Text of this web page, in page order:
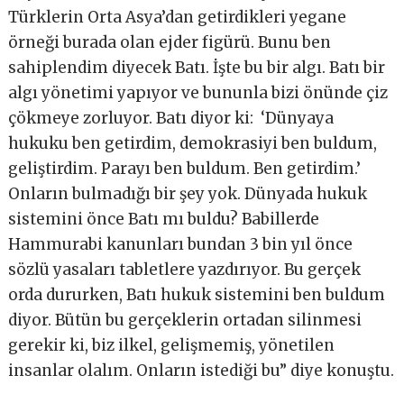
Türklerin Orta Asya’dan getirdikleri yegane
örneği burada olan ejder figürü. Bunu ben
sahiplendim diyecek Batı. İşte bu bir algı. Batı bir
algı yönetimi yapıyor ve bununla bizi önünde çiz
çökmeye zorluyor. Batı diyor ki: ‘Dünyaya
hukuku ben getirdim, demokrasiyi ben buldum,
geliştirdim. Parayı ben buldum. Ben getirdim.’
Onların bulmadığı bir şey yok. Dünyada hukuk
sistemini önce Batı mı buldu? Babillerde
Hammurabi kanunları bundan 3 bin yıl önce
sözlü yasaları tabletlere yazdırıyor. Bu gerçek
orda dururken, Batı hukuk sistemini ben buldum
diyor. Bütün bu gerçeklerin ortadan silinmesi
gerekir ki, biz ilkel, gelişmemiş, yönetilen
insanlar olalım. Onların istediği bu” diye konuştu.